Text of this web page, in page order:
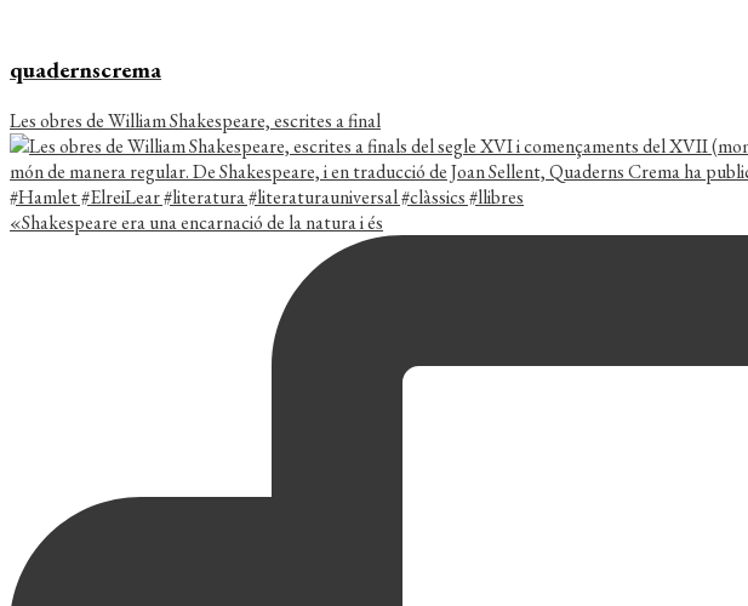
quadernscrema
Les obres de William Shakespeare, escrites a final
«Shakespeare era una encarnació de la natura i és